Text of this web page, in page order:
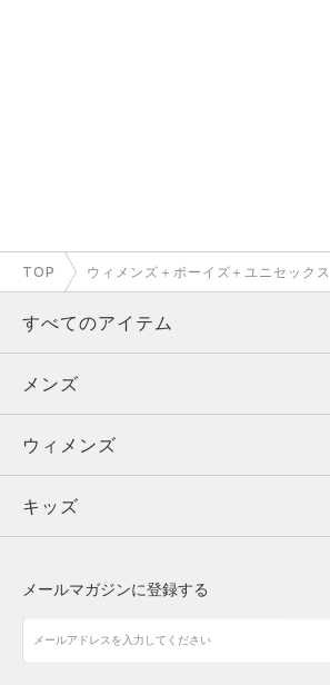
TOP ウィメンズ＋ボーイズ＋ユニセックス
すべてのアイテム
メンズ
ウィメンズ
キッズ
アクセサリー
メンズ
トップス
ボトムス
アクセサリー
ウィメンズ
トップス
シューズ
キッズ
メールマガジンに登録する